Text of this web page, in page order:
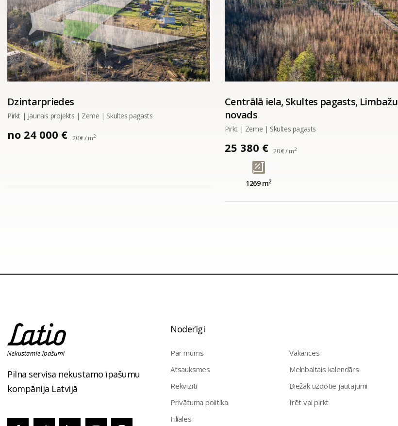
Dzintarpriedes
Pirkt | Jaunais projekts | Zeme | Skultes pagasts
no 24 000 € 20 € / m2
Centrālā iela, Skultes pagasts, Limbažu
novads
Pirkt | Zeme | Skultes pagasts
25 380 € 20 € / m2
1269 m2
Pilna servisa nekustamo īpašumu
kompānija Latvijā
Noderīgi
Par mums
Atsauksmes
Rekvizīti
Privātuma politika
Filiāles
Vakances
Melnbaltais kalendārs
Biežāk uzdotie jautājumi
Īrēt vai pirkt